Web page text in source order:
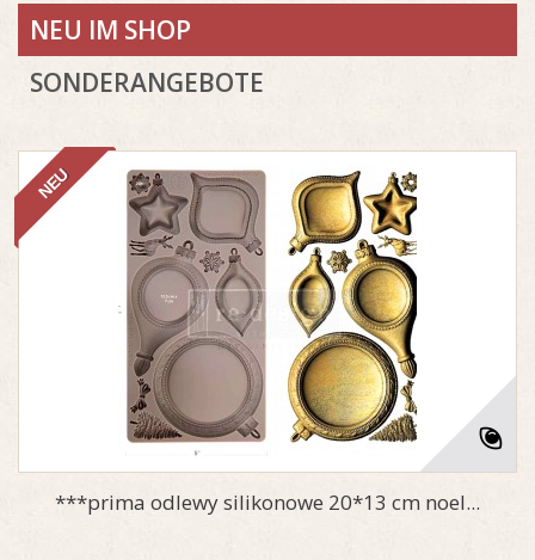
NEU IM SHOP
SONDERANGEBOTE
NEU
***prima odlewy silikonowe 20*13 cm noel...